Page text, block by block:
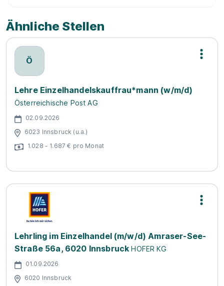
Ähnliche Stellen
Ö
Lehre Einzelhandelskauffrau*mann (w/m/d)
Österreichische Post AG
02.09.2026
6023 Innsbruck (u.a.)
1.028 - 1.687 € pro Monat
Lehrling im Einzelhandel (m/w/d) Amraser-See-
Straße 56a, 6020 Innsbruck HOFER KG
01.09.2026
6020 Innsbruck